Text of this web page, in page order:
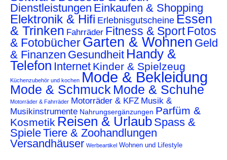
Dienstleistungen Einkaufen & Shopping
Elektronik & Hifi Erlebnisgutscheine Essen
& Trinken Fahrräder Fitness & SportFotos
& FotobücherGarten & Wohnen Geld
& Finanzen Gesundheit Handy &
Telefon Internet Kinder & Spielzeug
Küchenzubehör und kochen Mode & Bekleidung
Mode & Schmuck Mode & Schuhe
Motorräder & Fahrräder Motorräder & KFZ Musik &
Musikinstrumente Nahrungsergänzungen Parfüm &
Kosmetik Reisen & Urlaub Spass &
SpieleTiere & Zoohandlungen
Versandhäuser Werbeartikel Wohnen und Lifestyle